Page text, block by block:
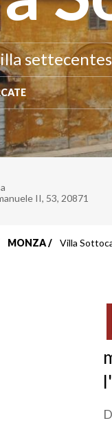
II, 53, 20871
MONZA Villa